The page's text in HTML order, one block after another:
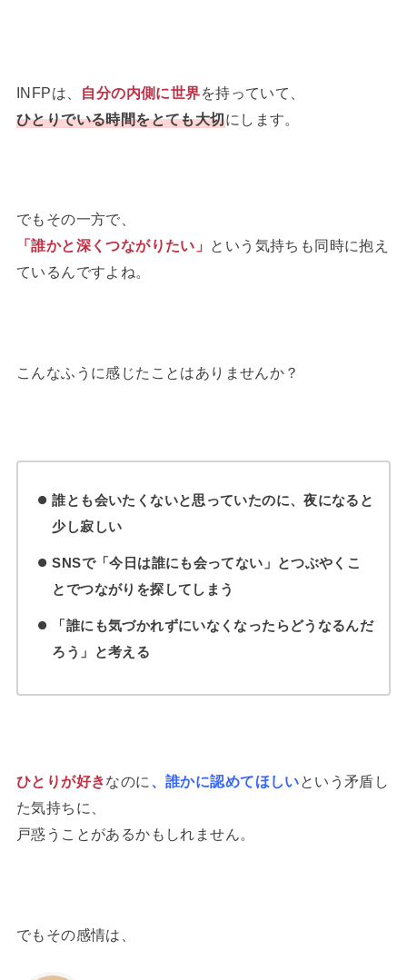
INFPは、 自分の内側に世界を持っていて、
ひとりでいる時間をとても大切にします。
でもその一方で、
「誰かと深くつながりたい」 という気持ちも同時に抱え
ているんですよね。
こんなふうに感じたことはありませんか？
誰とも会いたくないと思っていたのに、夜になると
少し寂しい
SNSで「今日は誰にも会ってない」とつぶやくこ
とでつながりを探してしまう
「誰にも気づかれずにいなくなったらどうなるんだ
ろう」と考える
ひとりが好きなのに 、誰かに認めてほしいという矛盾し
た気持ちに、
戸惑うことがあるかもしれません。
でもその感情は、